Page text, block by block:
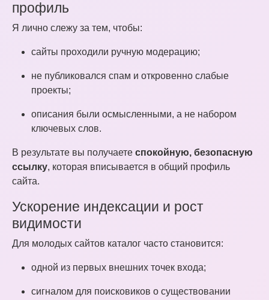
профиль
Я лично слежу за тем, чтобы:
сайты проходили ручную модерацию;
не публиковался спам и откровенно слабые
проекты;
описания были осмысленными, а не набором
ключевых слов.
В результате вы получаете спокойную, безопасную
ссылку, которая вписывается в общий профиль
сайта.
Ускорение индексации и рост
видимости
Для молодых сайтов каталог часто становится:
одной из первых внешних точек входа;
сигналом для поисковиков о существовании